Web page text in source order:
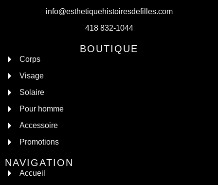
info@esthetiquehistoiresdefilles.com
418 832-1044
BOUTIQUE
Corps
Visage
Solaire
Pour homme
Accessoire
Promotions
NAVIGATION
Accueil